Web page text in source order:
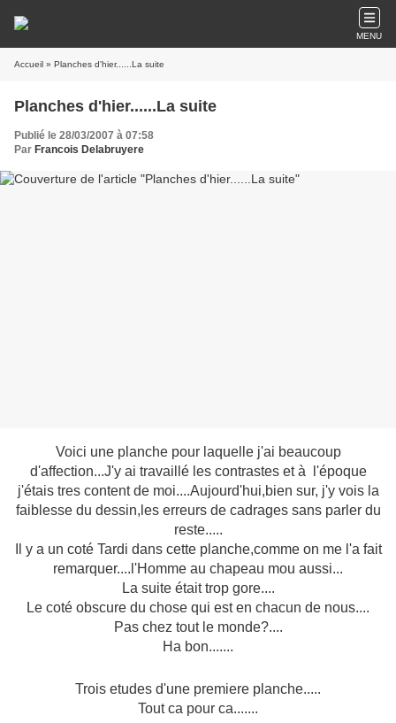
MENU
Accueil » Planches d'hier......La suite
Planches d'hier......La suite
Publié le 28/03/2007 à 07:58
Par Francois Delabruyere
Voici une planche pour laquelle j'ai beaucoup
d'affection...J'y ai travaillé les contrastes et à l'époque
j'étais tres content de moi....Aujourd'hui,bien sur, j'y vois la
faiblesse du dessin,les erreurs de cadrages sans parler du
reste.....
Il y a un coté Tardi dans cette planche,comme on me l'a fait
remarquer....l'Homme au chapeau mou aussi...
La suite était trop gore....
Le coté obscure du chose qui est en chacun de nous....
Pas chez tout le monde?....
Ha bon.......
Trois etudes d'une premiere planche.....
Tout ca pour ca.......